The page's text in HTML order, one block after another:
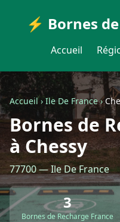
⚡ Bornes
Accueil
Accueil›Ile De France›
Bornes de
à Chessy
77700 — Ile De France
3
Bornes de Recharge France